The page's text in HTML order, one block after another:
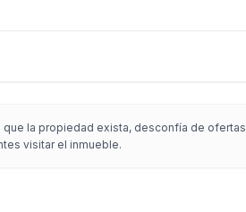
que la propiedad exista, desconfía de ofertas
visitar el inmueble.